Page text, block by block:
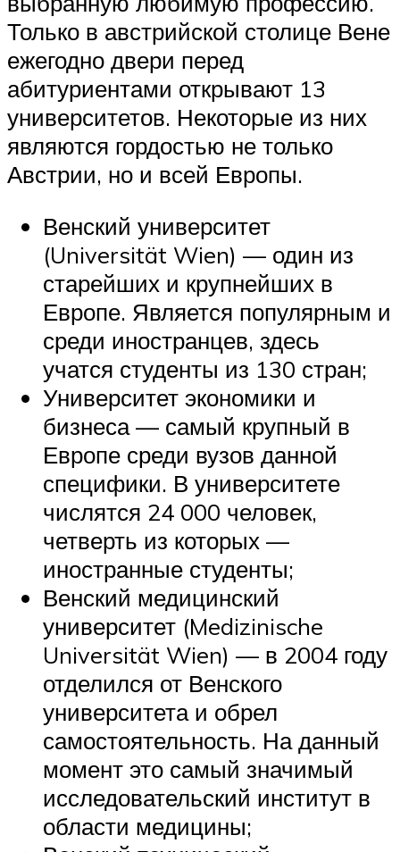
Только в австрийской столице Вене
ежегодно двери перед
абитуриентами открывают 13
университетов. Некоторые из них
являются гордостью не только
Австрии, но и всей Европы.
Венский университет
(Universität Wien) — один из
старейших и крупнейших в
Европе. Является популярным и
среди иностранцев, здесь
учатся студенты из 130 стран;
Университет экономики и
бизнеса — самый крупный в
Европе среди вузов данной
специфики. В университете
числятся 24 000 человек,
четверть из которых —
иностранные студенты;
Венский медицинский
университет (Medizinische
Universität Wien) — в 2004 году
отделился от Венского
университета и обрел
самостоятельность. На данный
момент это самый значимый
исследовательский институт в
области медицины;